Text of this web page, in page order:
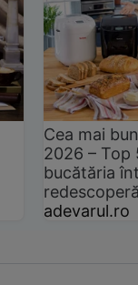
Cea mai
2026 –
bucătăria
adevarul.ro